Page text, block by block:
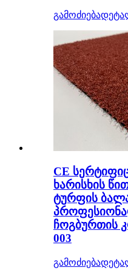
გამოძიება
CE
ხარისხის
ტურფის
ჩოგბურთის
003
გამოძიება